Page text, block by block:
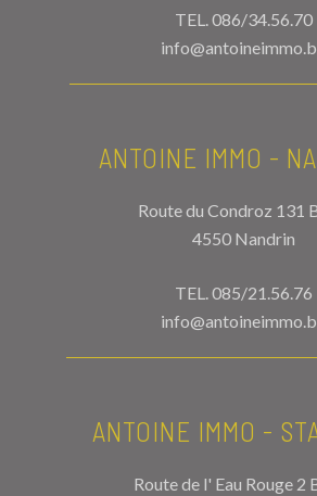
TEL.086/34.56.70
ANTOINE IMMO -
Route du Condroz 131
4550 Nandrin
TEL.085/21.56.76
ANTOINE IMMO -
Route de l' Eau Rouge 2